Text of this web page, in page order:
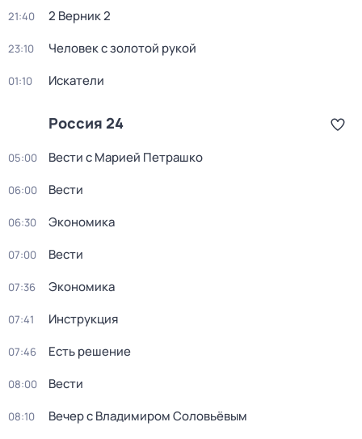
21:40 2 Верник 2
23:10 Человек с золотой рукой
01:10 Искатели
Россия 24
05:00 Вести с Марией Петрашко
06:00 Вести
06:30 Экономика
07:00 Вести
07:36 Экономика
07:41 Инструкция
07:46 Есть решение
08:00 Вести
08:10 Вечер с Владимиром Соловьёвым